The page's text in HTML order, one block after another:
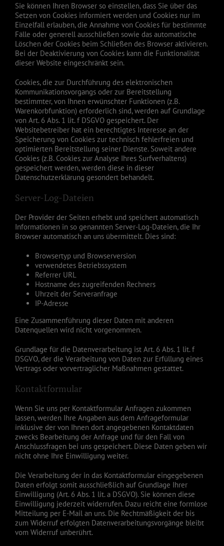
Sie können Ihren Browser so einstellen, dass Sie über das
Setzen von Cookies informiert werden und Cookies nur im
Einzelfall erlauben, die Annahme von Cookies für bestimmte
Fälle oder generell ausschließen sowie das automatische
Löschen der Cookies beim Schließen des Browser aktivieren.
Bei der Deaktivierung von Cookies kann die Funktionalität
dieser Website eingeschränkt sein.
Cookies, die zur Durchführung des elektronischen
Kommunikationsvorgangs oder zur Bereitstellung
bestimmter, von Ihnen erwünschter Funktionen (z.B.
Warenkorbfunktion) erforderlich sind, werden auf Grundlage
von Art. 6 Abs. 1 lit. f DSGVO gespeichert. Der
Websitebetreiber hat ein berechtigtes Interesse an der
Speicherung von Cookies zur technisch fehlerfreien und
optimierten Bereitstellung seiner Dienste. Soweit andere
Cookies (z.B. Cookies zur Analyse Ihres Surfverhaltens)
gespeichert werden, werden diese in dieser
Datenschutzerklärung gesondert behandelt.
Server-Log-Dateien
Der Provider der Seiten erhebt und speichert automatisch
Informationen in so genannten Server-Log-Dateien, die Ihr
Browser automatisch an uns übermittelt. Dies sind:
Browsertyp und Browserversion
verwendetes Betriebssystem
Referrer URL
Hostname des zugreifenden Rechners
Uhrzeit der Serveranfrage
IP-Adresse
Eine Zusammenführung dieser Daten mit anderen
Datenquellen wird nicht vorgenommen.
Grundlage für die Datenverarbeitung ist Art. 6 Abs. 1 lit. f
DSGVO, der die Verarbeitung von Daten zur Erfüllung eines
Vertrags oder vorvertraglicher Maßnahmen gestattet.
Kontaktformular
Wenn Sie uns per Kontaktformular Anfragen zukommen
lassen, werden Ihre Angaben aus dem Anfrageformular
inklusive der von Ihnen dort angegebenen Kontaktdaten
zwecks Bearbeitung der Anfrage und für den Fall von
Anschlussfragen bei uns gespeichert. Diese Daten geben wir
nicht ohne Ihre Einwilligung weiter.
Die Verarbeitung der in das Kontaktformular eingegebenen
Daten erfolgt somit ausschließlich auf Grundlage Ihrer
Einwilligung (Art. 6 Abs. 1 lit. a DSGVO). Sie können diese
Einwilligung jederzeit widerrufen. Dazu reicht eine formlose
Mitteilung per E-Mail an uns. Die Rechtmäßigkeit der bis
zum Widerruf erfolgten Datenverarbeitungsvorgänge bleibt
vom Widerruf unberührt.